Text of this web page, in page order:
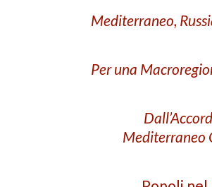
Mediterraneo,
Per una
Mediterraneo